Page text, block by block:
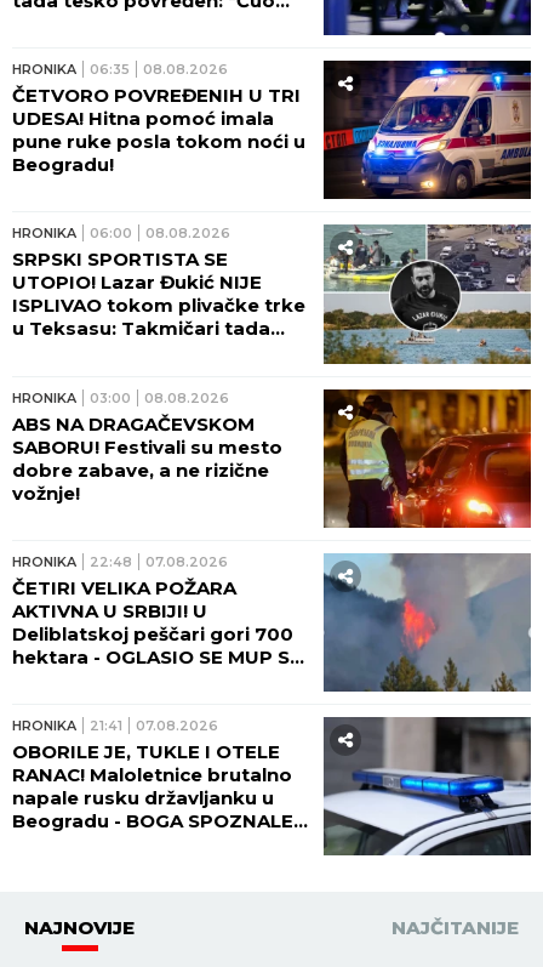
HRONIKA 06:35 08.08.2026
ČETVORO POVREĐENIH U TRI
UDESA! Hitna pomoć imala
pune ruke posla tokom noći u
Beogradu!
HRONIKA 06:00 08.08.2026
SRPSKI SPORTISTA SE
UTOPIO! Lazar Đukić NIJE
ISPLIVAO tokom plivačke trke
u Teksasu: Takmičari tada
HRONIKA 03:00 08.08.2026
ABS NA DRAGAČEVSKOM
SABORU! Festivali su mesto
dobre zabave, a ne rizične
vožnje!
HRONIKA 22:48 07.08.2026
ČETIRI VELIKA POŽARA
AKTIVNA U SRBIJI! U
Deliblatskoj peščari gori 700
hektara - OGLASIO SE MUP SA
HRONIKA 21:41 07.08.2026
OBORILE JE, TUKLE I OTELE
RANAC! Maloletnice brutalno
napale rusku državljanku u
Beogradu - BOGA SPOZNALE
NAJNOVIJE NAJČITANIJE